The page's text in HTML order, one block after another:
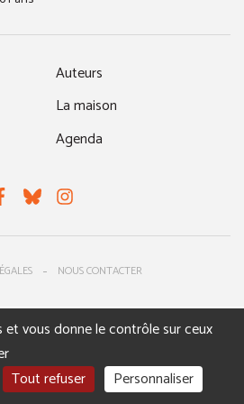
Auteurs
La maison
Agenda
BlueskyInstagram
NOUS CONTACTER
vous donne le contrôle sur ceux
Tout refuser Personnaliser